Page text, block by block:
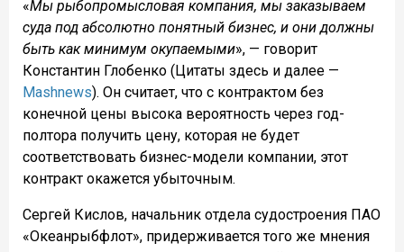
«Мы рыбопромысловая компания, мы заказываем
суда под абсолютно понятный бизнес, и они должны
быть как минимум окупаемыми», — говорит
Константин Глобенко (Цитаты здесь и далее —
Mashnews). Он считает, что с контрактом без
конечной цены высока вероятность через год-
полтора получить цену, которая не будет
соответствовать бизнес-модели компании, этот
контракт окажется убыточным.
Сергей Кислов, начальник отдела судостроения ПАО
«Океанрыбфлот», придерживается того же мнения